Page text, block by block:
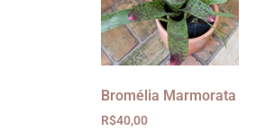
Bromélia Marmorata
R$40,00